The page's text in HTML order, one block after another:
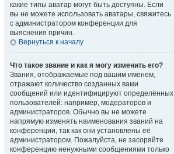
какие типы аватар могут быть доступны. Если
вы не можете использовать аватары, свяжитесь
с администратором конференции для
выяснения причин.
Вернуться к началу
Что такое звание и как я могу изменить его?
Звания, отображаемые под вашим именем,
отражают количество созданных вами
сообщений или идентифицируют определённых
пользователей: например, модераторов и
администраторов. Обычно вы не можете
напрямую изменять наименования званий на
конференции, так как они установлены её
администратором. Пожалуйста, не засоряйте
конференцию ненужными сообщениями только